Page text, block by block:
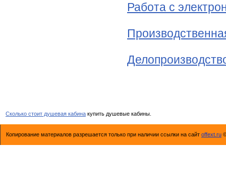
Работа с
Сколько стоит душевая кабина купить душевые кабины.
Копирование материалов разрешается только при наличии ссылки на сайт offext.ru